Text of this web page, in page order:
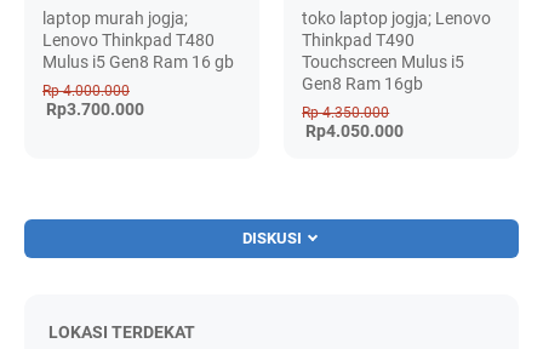
laptop murah jogja;
Lenovo Thinkpad T480
Mulus i5 Gen8 Ram 16 gb
Rp 4.000.000
Rp3.700.000
toko laptop jogja; Lenovo
Thinkpad T490
Touchscreen Mulus i5
Gen8 Ram 16gb
Rp 4.350.000
Rp4.050.000
DISKUSI
LOKASI TERDEKAT